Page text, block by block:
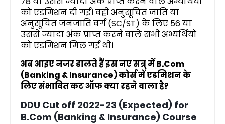
को एडमिशन दी गई। वहीं अनुसूचित जाति या
अनुसूचित जनजाति वर्ग (SC/ST) के लिए 56 या
उससे ज्यादा अंक प्राप्त करने वाले सभी अभ्यर्थियों
को एडमिशन मिल गई थी।
अब आइए नजर डालते हैं इस नए सत्र् में B.Com
(Banking & Insurance) कोर्स में एडमिशन के
लिए संभावित कट ऑफ क्या रहने वाला है?
DDU Cut off 2022-23 (Expected) for
B.Com (Banking & Insurance) Course